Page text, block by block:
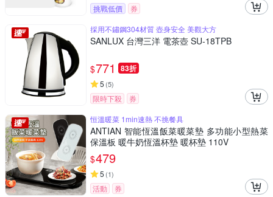
挑戰低價
券
採用不鏽鋼304材質 壺身安全 美觀大方
SANLUX 台灣三洋 電茶壺 SU-18TPB
$771 83折
5 (5)
限時下殺
券
恒溫暖菜 1min速熱 不挑餐具
ANTIAN 智能恆溫飯菜暖菜墊 多功能小型熱菜
保溫板 暖牛奶恆溫杯墊 暖杯墊 110V
$479
5 (1)
活動
券